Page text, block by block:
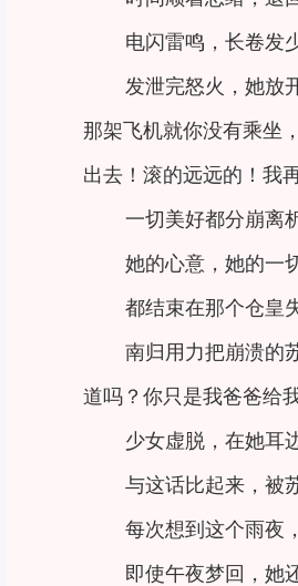
电闪雷鸣，长卷发
发泄完怒火，她放
那架飞机就你没有乘坐
出去！滚的远远的！我
一切美好都分崩离
她的心意，她的一
都结束在那个仓皇
南归用力把崩溃的
道吗？你只是我爸爸给
少女虚脱，在她耳
与这话比起来，被
每次想到这个雨夜
即使午夜梦回，她